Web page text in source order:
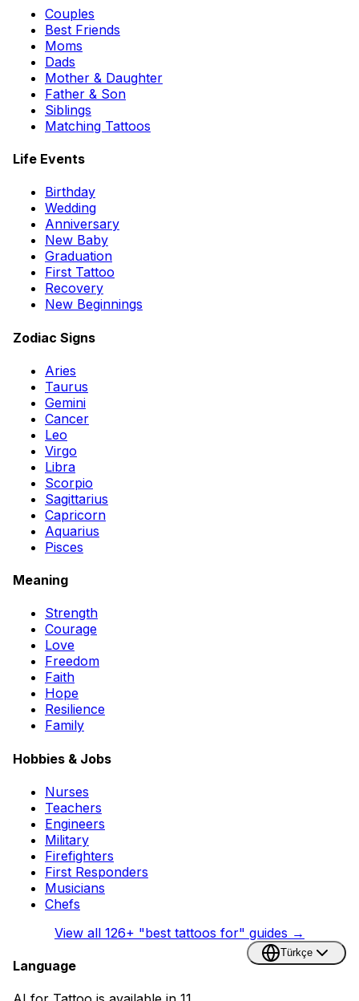
Couples
Best Friends
Moms
Dads
Mother & Daughter
Father & Son
Siblings
Matching Tattoos
Life Events
Birthday
Wedding
Anniversary
New Baby
Graduation
First Tattoo
Recovery
New Beginnings
Zodiac Signs
Aries
Taurus
Gemini
Cancer
Leo
Virgo
Libra
Scorpio
Sagittarius
Capricorn
Aquarius
Pisces
Meaning
Strength
Courage
Love
Freedom
Faith
Hope
Resilience
Family
Hobbies & Jobs
Nurses
Teachers
Engineers
Military
Firefighters
First Responders
Musicians
Chefs
View all 126+ "best tattoos for" guides →
Language
Türkçe